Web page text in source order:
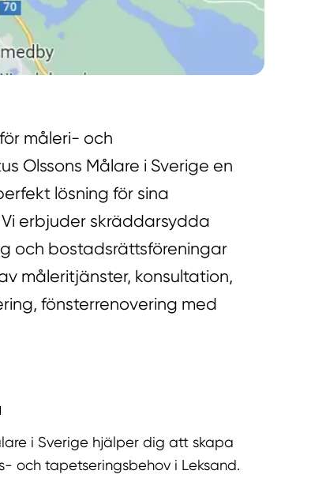
för måleri- och
Olssons Målare i Sverige en
lösning för sina
erbjuder skräddarsydda
och bostadsrättsföreningar
måleritjänster, konsultation,
fönsterrenovering med
i Sverige hjälper dig att skapa
och tapetseringsbehov i Leksand.